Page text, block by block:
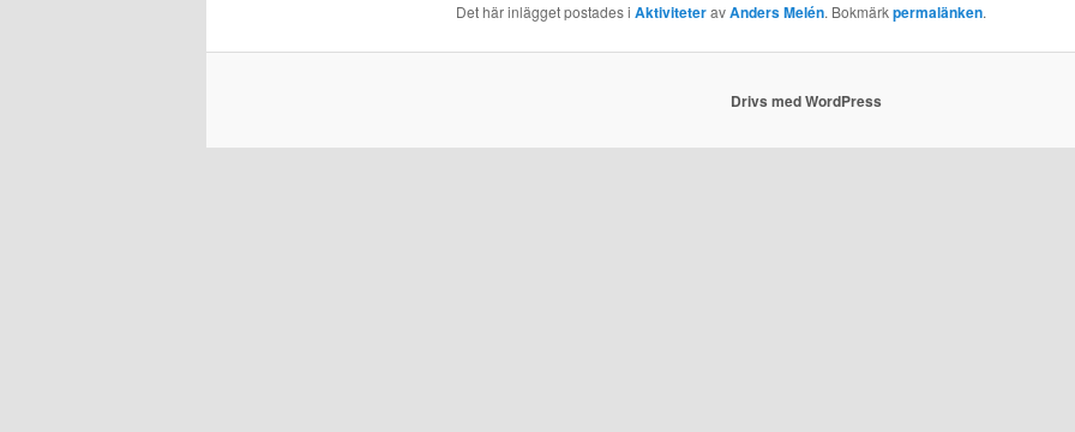
Det här inlägget postades i AktiviteteravAnders Melén. Bokmärkpermalänken.
Drivs med WordPress